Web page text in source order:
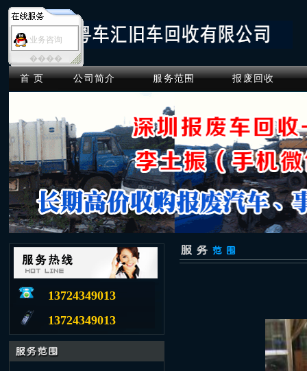
首 页 公司简介 服务范围 报废回收
业务咨询
����
13724349013
13724349013